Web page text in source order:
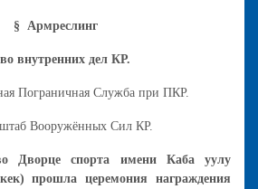
§ Армреслинг
внутренних дел КР.
Пограничная Служба при ПКР.
Вооружённых Сил КР.
Дворце спорта имени Каба уулу
прошла церемония награждения